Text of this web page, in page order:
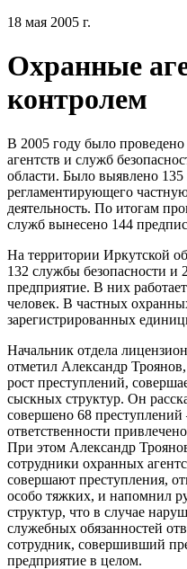
18 мая 2005 г.
Охранные
контролем
В 2005 году было
агентств и служб
области. Было выявлено 135
регламентирующего
деятельность. По итогам
служб вынесено 144
На территории Иркутской
132 службы безопасности и
предприятие. В них
человек. В частных
зарегистрированных
Начальник отдела
отметил Александр
рост преступлений,
сыскных структур. Он
совершено 68
ответственности
При этом Александр
сотрудники охранных
совершают преступления,
особо тяжких, и напомнил
структур, что в случае
служебных обязанностей
сотрудник, совершивший
предприятие в целом.